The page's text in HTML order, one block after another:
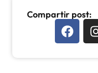
Compartir post: